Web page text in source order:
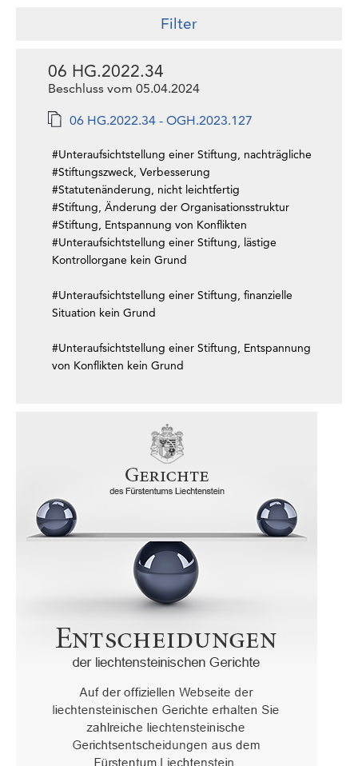
Filter
06 HG.2022.34
Beschluss vom 05.04.2024
06 HG.2022.34 - OGH.2023.127
#Unteraufsichtstellung einer Stiftung, nachträgliche
#Stiftungszweck, Verbesserung
#Statutenänderung, nicht leichtfertig
#Stiftung, Änderung der Organisationsstruktur
#Stiftung, Entspannung von Konflikten
#Unteraufsichtstellung einer Stiftung, lästige
Kontrollorgane kein Grund
#Unteraufsichtstellung einer Stiftung, finanzielle
Situation kein Grund
#Unteraufsichtstellung einer Stiftung, Entspannung
von Konflikten kein Grund